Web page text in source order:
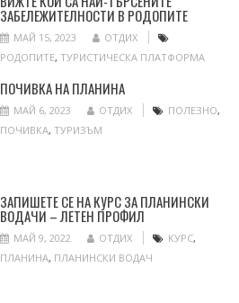
ЗАБЕЛЕЖИТЕЛНОСТИ В РОДОПИТЕ
МАЙ 15, 2023
ОТДИХ
РОДОПИТЕ, ТУРИСТИЧЕСКА ПЛАТФОРМА
ПОЧИВКА НА ПЛАНИНА
МАЙ 6, 2023 ОТДИХ ПОЛЕЗНО,
ПОЧИВКА, ТУРИЗЪМ
ЗАПИШЕТЕ СЕ НА КУРС ЗА ПЛАНИНСКИ
ВОДАЧИ – ЛЕТЕН ПРОФИЛ
МАЙ 9, 2022 ОТДИХ КУРС,
ПЛАНИНА, ПЛАНИНСКИ ВОДАЧ